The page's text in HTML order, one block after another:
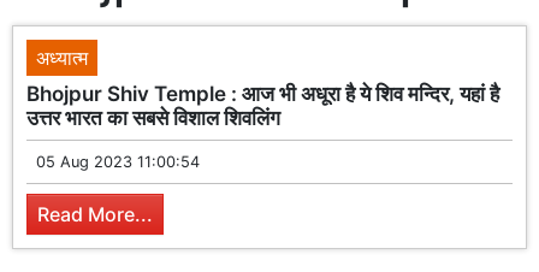
अध्यात्म
Bhojpur Shiv Temple : आज भी अधूरा है ये शिव मन्दिर, यहां है
उत्तर भारत का सबसे विशाल शिवलिंग
05 Aug 2023 11:00:54
Read More...